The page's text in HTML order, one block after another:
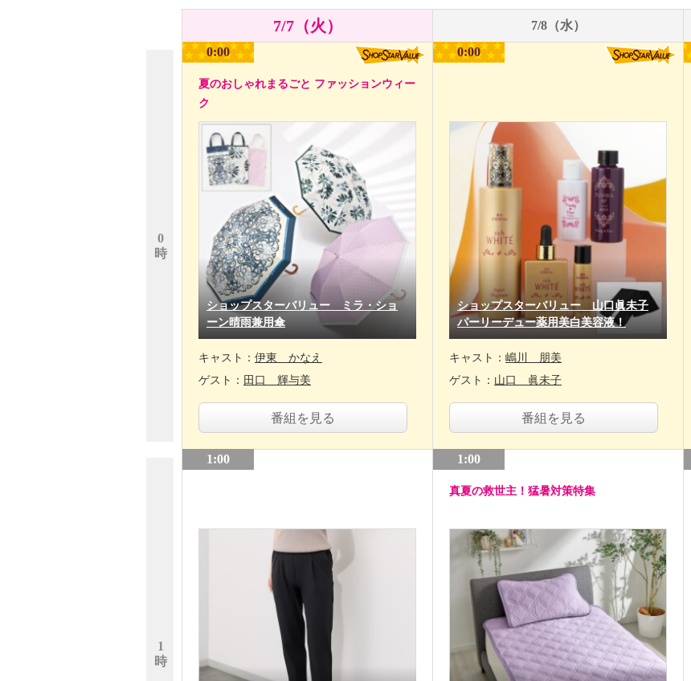
7/7（火） 7/8（水）
0
時
1
時
0:00
夏のおしゃれまるごと ファッションウィー
ク
ショップスターバリュー ミラ・ショ
ーン晴雨兼用傘
キャスト： 伊東 かなえ
ゲスト： 田口 輝与美
番組を見る
1:00
0:00
ショップスターバリュー 山口眞未子
パーリーデュー薬用美白美容液！
キャスト： 嶋川 朋美
ゲスト： 山口 眞未子
番組を見る
1:00
真夏の救世主！猛暑対策特集